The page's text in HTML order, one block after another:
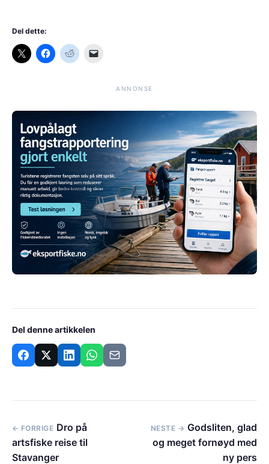
Del dette:
ANNONSE
Del denne artikkelen
← FORRIGE Dro på
artsfiske reise til
Stavanger
NESTE → Godsliten, glad
og meget fornøyd med
ny pers